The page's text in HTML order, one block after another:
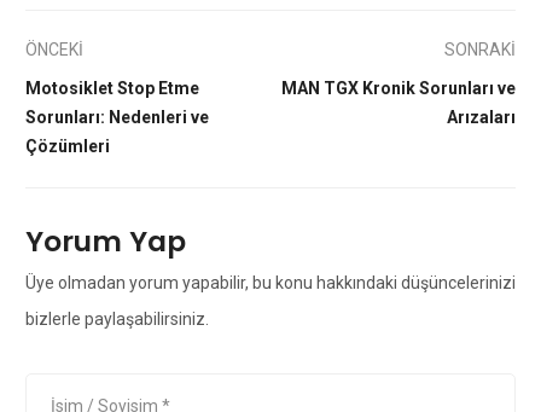
ÖNCEKİ
Motosiklet Stop Etme
Sorunları: Nedenleri ve
Çözümleri
SONRAKİ
MAN TGX Kronik Sorunları ve
Arızaları
Yorum Yap
Üye olmadan yorum yapabilir, bu konu hakkındaki düşüncelerinizi
bizlerle paylaşabilirsiniz.